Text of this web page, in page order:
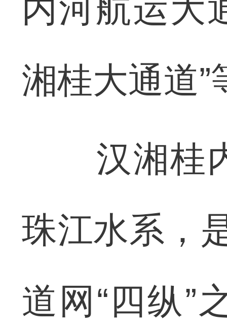
内河航运大
湘桂大通道
汉湘桂内
珠江水系，
道网“四纵”